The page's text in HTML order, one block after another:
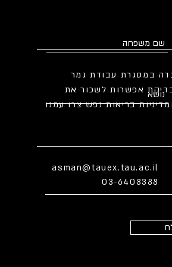
במסגרת עבודת גמר
אפשרות לשכור את
בריאות נפש צרו עמנו
asman@tauex.tau.ac.il
03-6408388